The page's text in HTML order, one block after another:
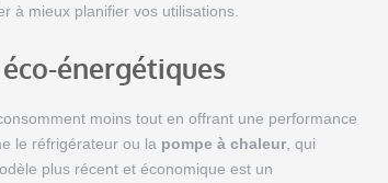
à mieux planifier vos utilisations.
énergétiques
moins tout en offrant une performance
le réfrigérateur ou la pompe à chaleur , qui
plus récent et économique est un